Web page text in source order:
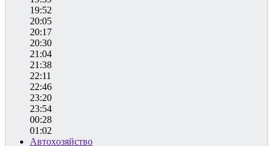
19:52
20:05
20:17
20:30
21:04
21:38
22:11
22:46
23:20
23:54
00:28
01:02
Автохозяйство